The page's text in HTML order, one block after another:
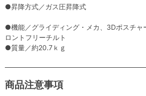
●昇降方式／ガス圧昇降式
●機能／グライディング・メカ、3Dポスチャ
ロントフリーチルト
●質量／約20.7ｋｇ
商品注意事項